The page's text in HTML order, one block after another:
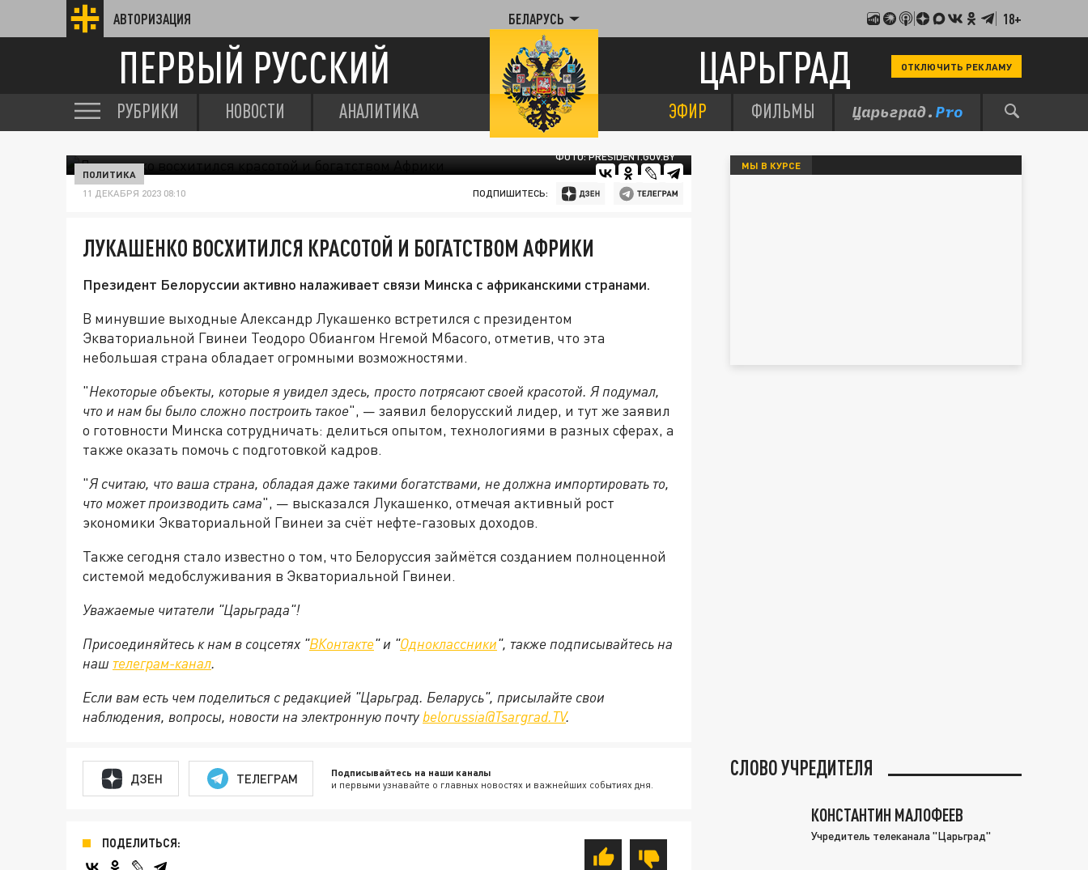
АВТОРИЗАЦИЯ БЕЛАРУСЬ 18+
ПЕРВЫЙ РУССКИЙ ЦАРЬГРАД ОТКЛЮЧИТЬ РЕКЛАМУ
РУБРИКИ НОВОСТИ АНАЛИТИКА ЭФИР ФИЛЬМЫ
ФОТО: PRESIDENT.GOV.BY
ПОЛИТИКА
11 ДЕКАБРЯ 2023 08:10 ПОДПИШИТЕСЬ:
ЛУКАШЕНКО ВОСХИТИЛСЯ КРАСОТОЙ И БОГАТСТВОМ АФРИКИ
Президент Белоруссии активно налаживает связи Минска с африканскими странами.
В минувшие выходные Александр Лукашенко встретился с президентом
Экваториальной Гвинеи Теодоро Обиангом Нгемой Мбасого, отметив, что эта
небольшая страна обладает огромными возможностями.
"Некоторые объекты, которые я увидел здесь, просто потрясают своей красотой. Я подумал,
что и нам бы было сложно построить такое", — заявил белорусский лидер, и тут же заявил
о готовности Минска сотрудничать: делиться опытом, технологиями в разных сферах, а
также оказать помочь с подготовкой кадров.
"Я считаю, что ваша страна, обладая даже такими богатствами, не должна импортировать то,
что может производить сама", — высказался Лукашенко, отмечая активный рост
экономики Экваториальной Гвинеи за счёт нефте-газовых доходов.
Также сегодня стало известно о том, что Белоруссия займётся созданием полноценной
системой медобслуживания в Экваториальной Гвинеи.
Уважаемые читатели "Царьграда"!
Присоединяйтесь к нам в соцсетях "ВКонтакте" и "Одноклассники", также подписывайтесь на
наш телеграм-канал.
Если вам есть чем поделиться с редакцией "Царьград. Беларусь", присылайте свои
наблюдения, вопросы, новости на электронную почту belorussia@Tsargrad.TV.
ДЗЕН ТЕЛЕГРАМ Подписывайтесь на наши каналы
и первыми узнавайте о главных новостях и важнейших событиях дня.
ПОДЕЛИТЬСЯ:
МЫ В КУРСЕ
СЛОВО УЧРЕДИТЕЛЯ
КОНСТАНТИН МАЛОФЕЕВ
Учредитель телеканала "Царьград"